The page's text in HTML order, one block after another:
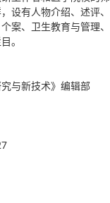
设有人物介绍、述评、
案、卫生教育与管理、
。
与新技术》编辑部